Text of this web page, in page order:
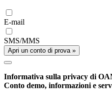
E-mail
SMS/MMS
Apri un conto di prova »
Informativa sulla privacy di
Conto demo, informazioni e